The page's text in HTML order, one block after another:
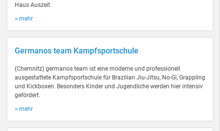
Haus Auszeit.
» mehr
Germanos team Kampfsportschule
(Chemnitz) germanos team ist eine moderne und professionell
ausgestattete Kampfsportschule für Brazilian Jiu-Jitsu, No-Gi, Grappling
und Kickboxen. Besonders Kinder und Jugendliche werden hier intensiv
gefördert.
» mehr